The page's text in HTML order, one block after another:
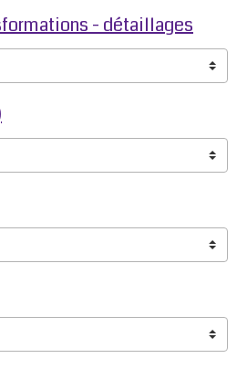
- détaillages